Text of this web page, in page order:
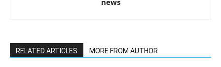
news
RELATED ARTICLES MORE FROM AUTHOR